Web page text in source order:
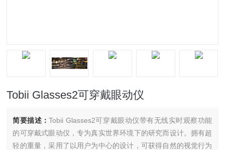
Tobii Glasses2可穿戴眼动仪
简要描述：Tobii Glasses2可穿戴眼动仪带有无线实时观察功能
的可穿戴式眼动仪，专为真实世界环境下的研究而设计。拥有超
轻的重量，采用了以用户为中心的设计，可获得自然的视觉行为